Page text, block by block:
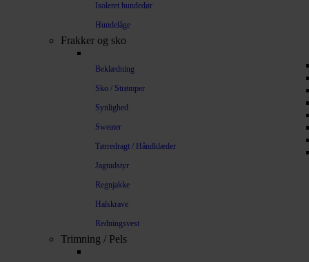
Isoleret hundedør
Hundelåge
Frakker og sko
Beklædning
Sko / Strømper
Synlighed
Sweater
Tørredragt / Håndklæder
Jagtudstyr
Regnjakke
Halskrave
Redningsvest
Trimning / Pels